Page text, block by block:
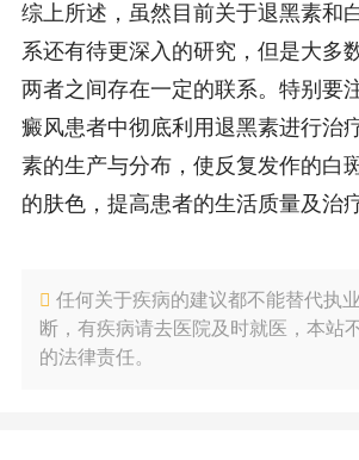
综上所述，虽然目前关于退黑素和
系还有待更深入的研究，但是大多
两者之间存在一定的联系。特别要
癜风患者中彻底利用退黑素进行治
素的生产与分布，使反复发作的白
的肤色，提高患者的生活质量及治
任何关于疾病的建议都不能替代执
断，有疾病请去医院及时就医，本站
的法律责任。